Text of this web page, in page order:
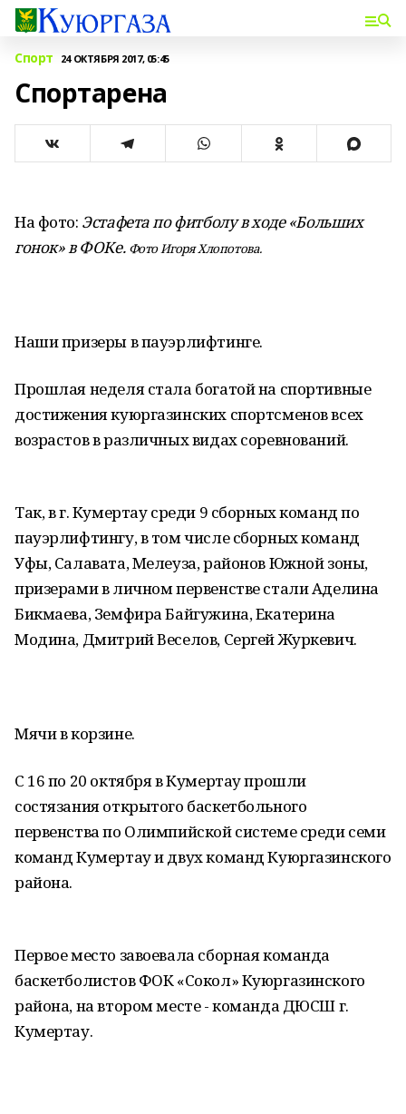
Спорт 24 ОКТЯБРЯ 2017, 05:45
Спортарена
На фото: Эстафета по фитболу в ходе «Больших
гонок» в ФОКе. Фото Игоря Хлопотова.
Наши призеры в пауэрлифтинге.
Прошлая неделя стала богатой на спортивные
достижения куюргазинских спортсменов всех
возрастов в различных видах соревнований.
Так, в г. Кумертау среди 9 сборных команд по
пауэрлифтингу, в том числе сборных команд
Уфы, Салавата, Мелеуза, районов Южной зоны,
призерами в личном первенстве стали Аделина
Бикмаева, Земфира Байгужина, Екатерина
Модина, Дмитрий Веселов, Сергей Журкевич.
Мячи в корзине.
С 16 по 20 октября в Кумертау прошли
состязания открытого баскетбольного
первенства по Олимпийской системе среди семи
команд Кумертау и двух команд Куюргазинского
района.
Первое место завоевала сборная команда
баскетболистов ФОК «Сокол» Куюргазинского
района, на втором месте - команда ДЮСШ г.
Кумертау.